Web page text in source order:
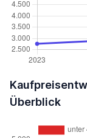
Überblick